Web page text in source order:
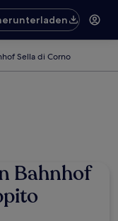
Sella di Corno
Bahnhof